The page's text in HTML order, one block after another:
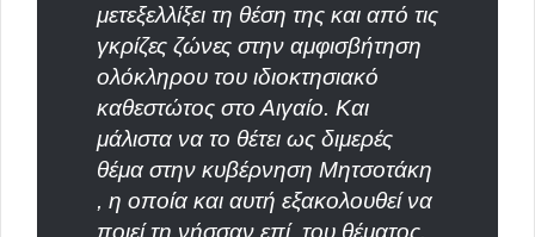
μετεξελλίξει τη θέση της και από τις
γκρίζες ζώνες στην αμφισβήτηση
ολόκληρου του ιδιοκτησιακό
καθεστώτος στο Αιγαίο. Και
μάλιστα να το θέτει ως διμερές
θέμα στην κυβέρνηση Μητσοτάκη
, η οποία και αυτή εξακολουθεί να
ποιεί τη νήσσαν επί του θέματος.